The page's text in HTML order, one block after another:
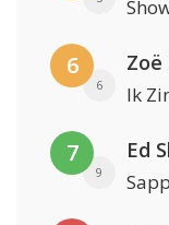
6
6
Zoë
Ik
7
9
Ed